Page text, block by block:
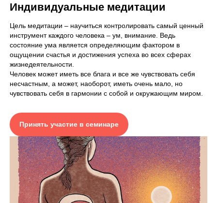
Индивидуальные медитации
Цель медитации – научиться контролировать самый ценный
инструмент каждого человека – ум, внимание. Ведь
состояние ума является определяющим фактором в
ощущении счастья и достижения успеха во всех сферах
жизнедеятельности.
Человек может иметь все блага и все же чувствовать себя
несчастным, а может, наоборот, иметь очень мало, но
чувствовать себя в гармонии с собой и окружающим миром.
Принять участие в семинаре